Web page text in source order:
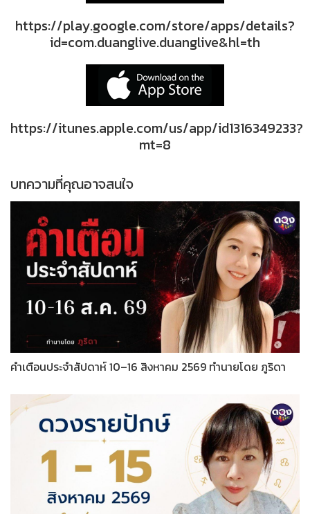
https://play.google.com/store/apps/details?
id=com.duanglive.duanglive&hl=th
https://itunes.apple.com/us/app/id1316349233?
mt=8
บทความที่คุณอาจสนใจ
คำเตือนประจำสัปดาห์ 10–16 สิงหาคม 2569 ทำนายโดย ภูริดา